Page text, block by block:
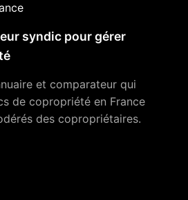
syndic pour gérer
et comparateur qui
de copropriété en France
des copropriétaires.